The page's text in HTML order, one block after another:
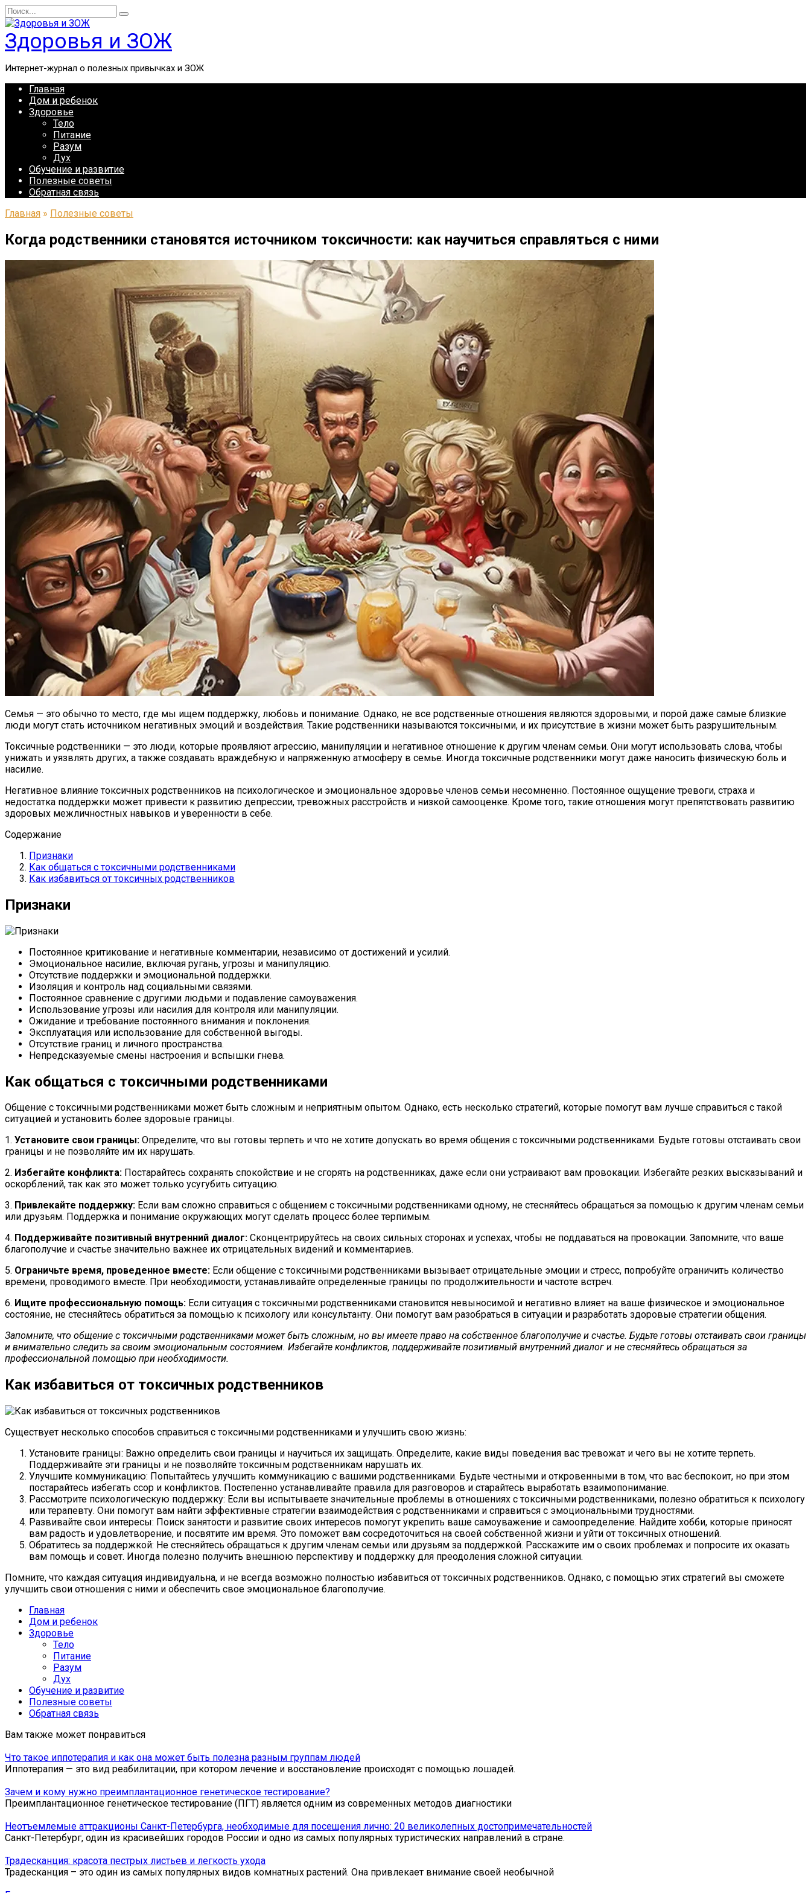
Перейти
к
содержанию
Search
for:
Здоровья и ЗОЖ
Интернет-журнал о полезных привычках и ЗОЖ
Главная
Дом и ребенок
Здоровье
Тело
Питание
Разум
Дух
Обучение и развитие
Полезные советы
Обратная связь
Главная » Полезные советы
Когда родственники становятся источником токсичности: как научиться справляться с ними
Семья — это обычно то место, где мы ищем поддержку, любовь и понимание. Однако, не все родственные отношения являются здоровыми, и порой даже самые близкие
люди могут стать источником негативных эмоций и воздействия. Такие родственники называются токсичными, и их присутствие в жизни может быть разрушительным.
Токсичные родственники — это люди, которые проявляют агрессию, манипуляции и негативное отношение к другим членам семьи. Они могут использовать слова, чтобы
унижать и уязвлять других, а также создавать враждебную и напряженную атмосферу в семье. Иногда токсичные родственники могут даже наносить физическую боль и
насилие.
Негативное влияние токсичных родственников на психологическое и эмоциональное здоровье членов семьи несомненно. Постоянное ощущение тревоги, страха и
недостатка поддержки может привести к развитию депрессии, тревожных расстройств и низкой самооценке. Кроме того, такие отношения могут препятствовать развитию
здоровых межличностных навыков и уверенности в себе.
Содержание
Признаки
Как общаться с токсичными родственниками
Как избавиться от токсичных родственников
Признаки
Постоянное критикование и негативные комментарии, независимо от достижений и усилий.
Эмоциональное насилие, включая ругань, угрозы и манипуляцию.
Отсутствие поддержки и эмоциональной поддержки.
Изоляция и контроль над социальными связями.
Постоянное сравнение с другими людьми и подавление самоуважения.
Использование угрозы или насилия для контроля или манипуляции.
Ожидание и требование постоянного внимания и поклонения.
Эксплуатация или использование для собственной выгоды.
Отсутствие границ и личного пространства.
Непредсказуемые смены настроения и вспышки гнева.
Как общаться с токсичными родственниками
Общение с токсичными родственниками может быть сложным и неприятным опытом. Однако, есть несколько стратегий, которые помогут вам лучше справиться с такой
ситуацией и установить более здоровые границы.
1. Установите свои границы: Определите, что вы готовы терпеть и что не хотите допускать во время общения с токсичными родственниками. Будьте готовы отстаивать свои
границы и не позволяйте им их нарушать.
2. Избегайте конфликта: Постарайтесь сохранять спокойствие и не сгорять на родственниках, даже если они устраивают вам провокации. Избегайте резких высказываний и
оскорблений, так как это может только усугубить ситуацию.
3. Привлекайте поддержку: Если вам сложно справиться с общением с токсичными родственниками одному, не стесняйтесь обращаться за помощью к другим членам семьи
или друзьям. Поддержка и понимание окружающих могут сделать процесс более терпимым.
4. Поддерживайте позитивный внутренний диалог: Сконцентрируйтесь на своих сильных сторонах и успехах, чтобы не поддаваться на провокации. Запомните, что ваше
благополучие и счастье значительно важнее их отрицательных видений и комментариев.
5. Ограничьте время, проведенное вместе: Если общение с токсичными родственниками вызывает отрицательные эмоции и стресс, попробуйте ограничить количество
времени, проводимого вместе. При необходимости, устанавливайте определенные границы по продолжительности и частоте встреч.
6. Ищите профессиональную помощь: Если ситуация с токсичными родственниками становится невыносимой и негативно влияет на ваше физическое и эмоциональное
состояние, не стесняйтесь обратиться за помощью к психологу или консультанту. Они помогут вам разобраться в ситуации и разработать здоровые стратегии общения.
Запомните, что общение с токсичными родственниками может быть сложным, но вы имеете право на собственное благополучие и счастье. Будьте готовы отстаивать свои границы
и внимательно следить за своим эмоциональным состоянием. Избегайте конфликтов, поддерживайте позитивный внутренний диалог и не стесняйтесь обращаться за
профессиональной помощью при необходимости.
Как избавиться от токсичных родственников
Существует несколько способов справиться с токсичными родственниками и улучшить свою жизнь:
Установите границы: Важно определить свои границы и научиться их защищать. Определите, какие виды поведения вас тревожат и чего вы не хотите терпеть.
Поддерживайте эти границы и не позволяйте токсичным родственникам нарушать их.
Улучшите коммуникацию: Попытайтесь улучшить коммуникацию с вашими родственниками. Будьте честными и откровенными в том, что вас беспокоит, но при этом
постарайтесь избегать ссор и конфликтов. Постепенно устанавливайте правила для разговоров и старайтесь выработать взаимопонимание.
Рассмотрите психологическую поддержку: Если вы испытываете значительные проблемы в отношениях с токсичными родственниками, полезно обратиться к психологу
или терапевту. Они помогут вам найти эффективные стратегии взаимодействия с родственниками и справиться с эмоциональными трудностями.
Развивайте свои интересы: Поиск занятости и развитие своих интересов помогут укрепить ваше самоуважение и самоопределение. Найдите хобби, которые приносят
вам радость и удовлетворение, и посвятите им время. Это поможет вам сосредоточиться на своей собственной жизни и уйти от токсичных отношений.
Обратитесь за поддержкой: Не стесняйтесь обращаться к другим членам семьи или друзьям за поддержкой. Расскажите им о своих проблемах и попросите их оказать
вам помощь и совет. Иногда полезно получить внешнюю перспективу и поддержку для преодоления сложной ситуации.
Помните, что каждая ситуация индивидуальна, и не всегда возможно полностью избавиться от токсичных родственников. Однако, с помощью этих стратегий вы сможете
улучшить свои отношения с ними и обеспечить свое эмоциональное благополучие.
Главная
Дом и ребенок
Здоровье
Тело
Питание
Разум
Дух
Обучение и развитие
Полезные советы
Обратная связь
Вам также может понравиться
Что такое иппотерапия и как она может быть полезна разным группам людей
Иппотерапия — это вид реабилитации, при котором лечение и восстановление происходят с помощью лошадей.
Зачем и кому нужно преимплантационное генетическое тестирование?
Преимплантационное генетическое тестирование (ПГТ) является одним из современных методов диагностики
Неотъемлемые аттракционы Санкт-Петербурга, необходимые для посещения лично: 20 великолепных достопримечательностей
Санкт-Петербург, один из красивейших городов России и одно из самых популярных туристических направлений в стране.
Традесканция: красота пестрых листьев и легкость ухода
Традесканция – это один из самых популярных видов комнатных растений. Она привлекает внимание своей необычной